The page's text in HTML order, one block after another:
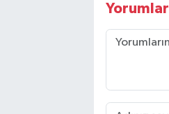
Yorumlar